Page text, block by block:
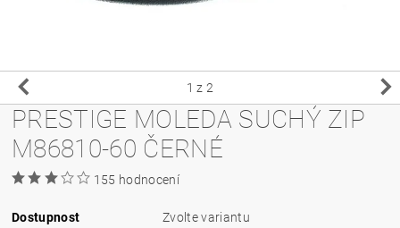
1 z 2
PRESTIGE MOLEDA SUCHÝ ZIP
M86810-60 ČERNÉ
155 hodnocení
Dostupnost
Zvolte variantu